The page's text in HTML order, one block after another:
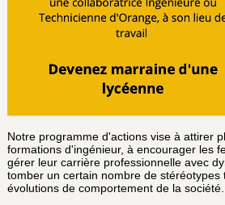
Notre programme d'actions vise à attirer
formations d'ingénieur, à encourager les
gérer leur carrière professionnelle avec
tomber un certain nombre de stéréotypes
évolutions de comportement de la société.